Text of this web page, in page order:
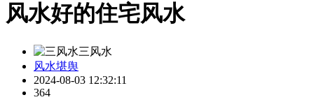
风水好的住宅风水
三风水
风水堪舆
2024-08-03 12:32:11
364